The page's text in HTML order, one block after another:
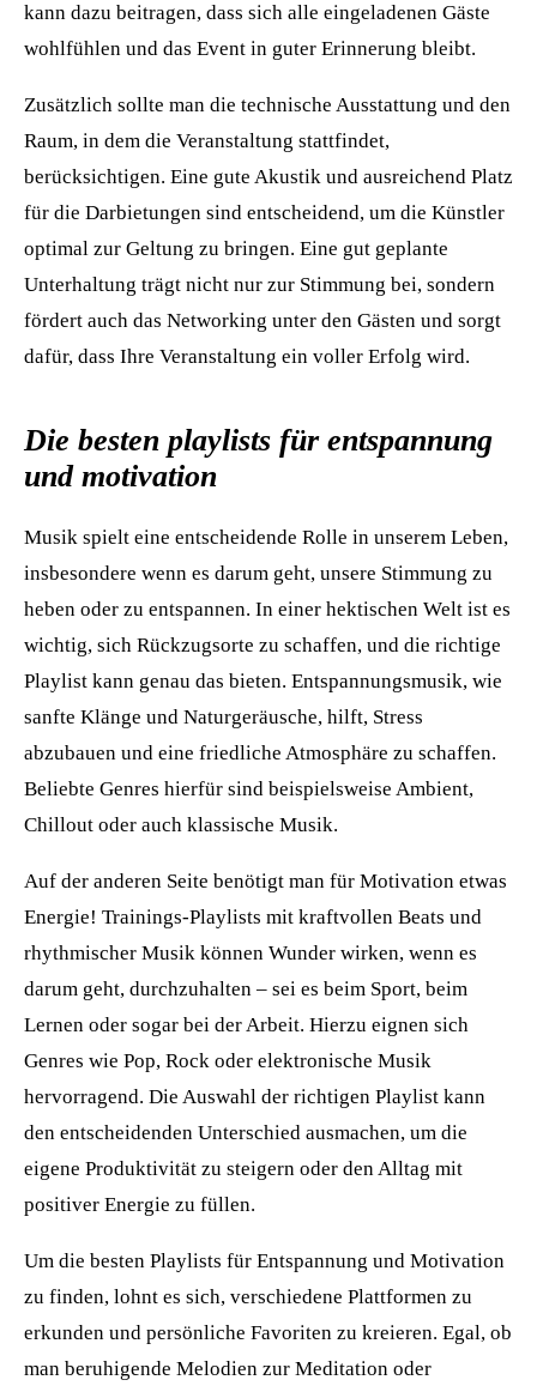
kann dazu beitragen, dass sich alle eingeladenen Gäste
wohlfühlen und das Event in guter Erinnerung bleibt.
Zusätzlich sollte man die technische Ausstattung und den
Raum, in dem die Veranstaltung stattfindet,
berücksichtigen. Eine gute Akustik und ausreichend Platz
für die Darbietungen sind entscheidend, um die Künstler
optimal zur Geltung zu bringen. Eine gut geplante
Unterhaltung trägt nicht nur zur Stimmung bei, sondern
fördert auch das Networking unter den Gästen und sorgt
dafür, dass Ihre Veranstaltung ein voller Erfolg wird.
Die besten playlists für entspannung
und motivation
Musik spielt eine entscheidende Rolle in unserem Leben,
insbesondere wenn es darum geht, unsere Stimmung zu
heben oder zu entspannen. In einer hektischen Welt ist es
wichtig, sich Rückzugsorte zu schaffen, und die richtige
Playlist kann genau das bieten. Entspannungsmusik, wie
sanfte Klänge und Naturgeräusche, hilft, Stress
abzubauen und eine friedliche Atmosphäre zu schaffen.
Beliebte Genres hierfür sind beispielsweise Ambient,
Chillout oder auch klassische Musik.
Auf der anderen Seite benötigt man für Motivation etwas
Energie! Trainings-Playlists mit kraftvollen Beats und
rhythmischer Musik können Wunder wirken, wenn es
darum geht, durchzuhalten – sei es beim Sport, beim
Lernen oder sogar bei der Arbeit. Hierzu eignen sich
Genres wie Pop, Rock oder elektronische Musik
hervorragend. Die Auswahl der richtigen Playlist kann
den entscheidenden Unterschied ausmachen, um die
eigene Produktivität zu steigern oder den Alltag mit
positiver Energie zu füllen.
Um die besten Playlists für Entspannung und Motivation
zu finden, lohnt es sich, verschiedene Plattformen zu
erkunden und persönliche Favoriten zu kreieren. Egal, ob
man beruhigende Melodien zur Meditation oder